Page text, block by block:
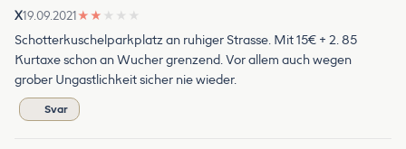
X19.09.2021★ ★ ★ ★ ★
Schotterkuschelparkplatz an ruhiger Strasse. Mit 15€ + 2. 85
Kurtaxe schon an Wucher grenzend. Vor allem auch wegen
grober Ungastlichkeit sicher nie wieder.
Svar